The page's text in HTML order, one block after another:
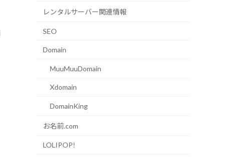
レンタルサーバー関連情報
SEO
Domain
MuuMuuDomain
Xdomain
DomainKing
お名前.com
LOLIPOP!